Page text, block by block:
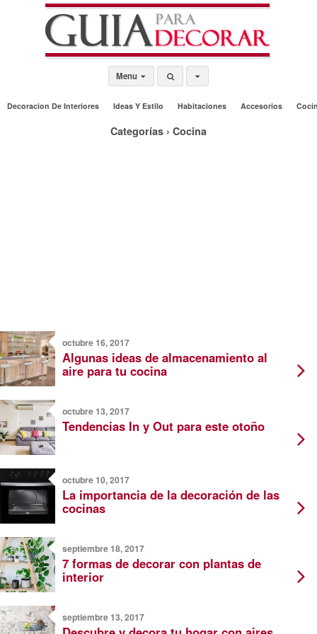
Menu
Decoracion De Interiores Ideas Y Estilo Habitaciones Accesorios
Categorías › Cocina
octubre 16, 2017
Algunas ideas de almacenamiento al
aire para tu cocina
octubre 13, 2017
Tendencias In y Out para este otoño
octubre 10, 2017
La importancia de la decoración de las
cocinas
septiembre 18, 2017
7 formas de decorar con plantas de
interior
septiembre 13, 2017